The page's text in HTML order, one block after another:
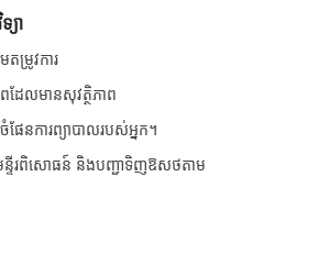
យា
តម្រូវការ
ែលមានសុវត្ថិភាព
ែនការព្យាបាលរបស់អ្នក។
ន្ទីរពិសោធន៍ និងបញ្ជាទិញឱសថតាម